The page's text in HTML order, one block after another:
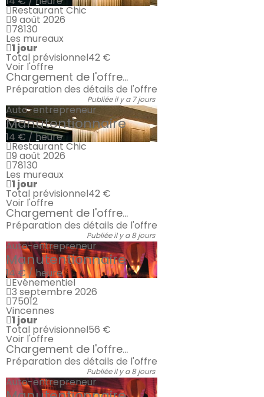
Restaurant Chic
9 août 2026
78130
Les mureaux
1 jour
Total prévisionnel42 €
Voir l'offre
Chargement de l'offre...
Préparation des détails de l'offre
Publiée il y a 7 jours
Auto-entrepreneur
Manutentionnaire
14 € / heure
Restaurant Chic
9 août 2026
78130
Les mureaux
1 jour
Total prévisionnel42 €
Voir l'offre
Chargement de l'offre...
Préparation des détails de l'offre
Publiée il y a 8 jours
Auto-entrepreneur
Manutentionnaire
14 € / heure
Evénementiel
3 septembre 2026
75012
Vincennes
1 jour
Total prévisionnel56 €
Voir l'offre
Chargement de l'offre...
Préparation des détails de l'offre
Publiée il y a 8 jours
Auto-entrepreneur